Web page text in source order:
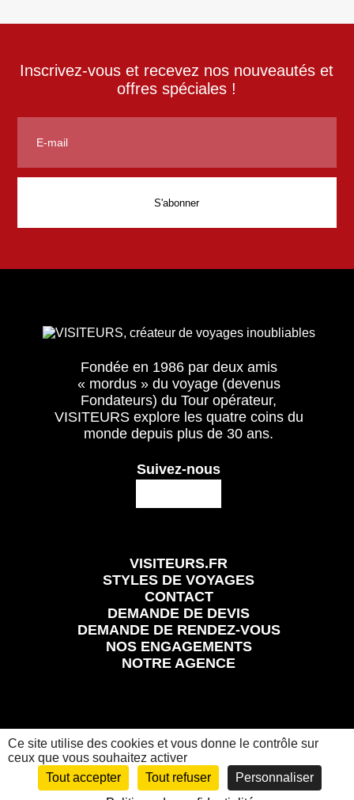
Inscrivez-vous et recevez nos nouveautés et
offres spéciales !
Fondée en 1986 par deux amis
« mordus » du voyage (devenus
Fondateurs) du Tour opérateur,
VISITEURS explore les quatre coins du
monde depuis plus de 30 ans.
Suivez-nous
VISITEURS.FR
STYLES DE VOYAGES
CONTACT
DEMANDE DE DEVIS
DEMANDE DE RENDEZ-VOUS
NOS ENGAGEMENTS
NOTRE AGENCE
Mentions légalesConditions Générales et Particulières de VentePolitique de confidentialité
Visiteurs.fr© 2024 Tous les droits réservés
Ce site utilise des cookies et vous donne le contrôle sur
ceux que vous souhaitez activer
Tout accepter
Tout refuser
Personnaliser